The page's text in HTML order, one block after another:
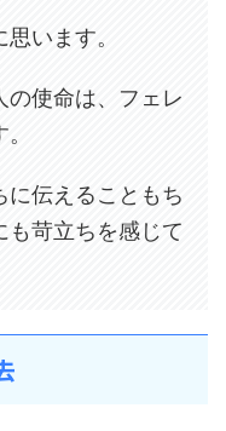
います。
使命は、フェレ
に伝えることもち
も苛立ちを感じて